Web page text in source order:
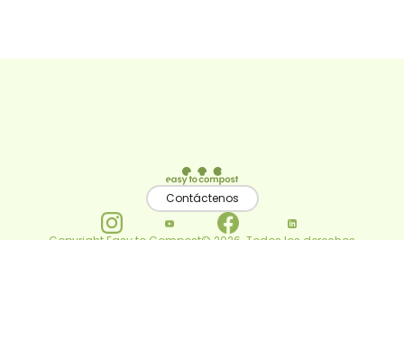
Compostaje para universidades
Contáctenos
Contáctenos
Copyright Easy to Compost© 2026. Todos los derechos